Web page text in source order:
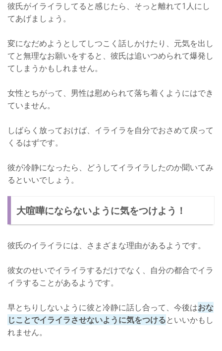
彼氏がイライラしてると感じたら、そっと離れて1人にし
てあげましょう。
変になだめようとしてしつこく話しかけたり、元気を出し
てと無理なお願いをすると、彼氏は追いつめられて爆発し
てしまうかもしれません。
女性とちがって、男性は慰められて落ち着くようにはでき
ていません。
しばらく放っておけば、イライラを自分でおさめて戻って
くるはずです。
彼が冷静になったら、どうしてイライラしたのか聞いてみ
るといいでしょう。
大喧嘩にならないように気をつけよう！
彼氏のイライラには、さまざまな理由があるようです。
彼女のせいでイライラするだけでなく、自分の都合でイラ
イラすることがあるようです。
早とちりしないように彼と冷静に話し合って、今後はおな
じことでイライラさせないように気をつけるといいかもし
れません。